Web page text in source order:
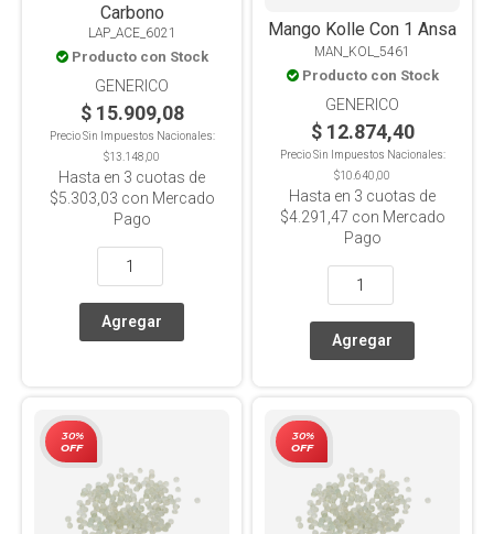
Carbono
LAP_ACE_6021
Producto con Stock
GENERICO
$ 15.909,08
Precio Sin Impuestos Nacionales:
$13.148,00
Hasta en 3 cuotas de
$5.303,03 con Mercado
Pago
Mango Kolle Con 1 Ansa
MAN_KOL_5461
Producto con Stock
GENERICO
$ 12.874,40
Precio Sin Impuestos Nacionales:
$10.640,00
Hasta en 3 cuotas de
$4.291,47 con Mercado
Pago
30%
OFF
30%
OFF